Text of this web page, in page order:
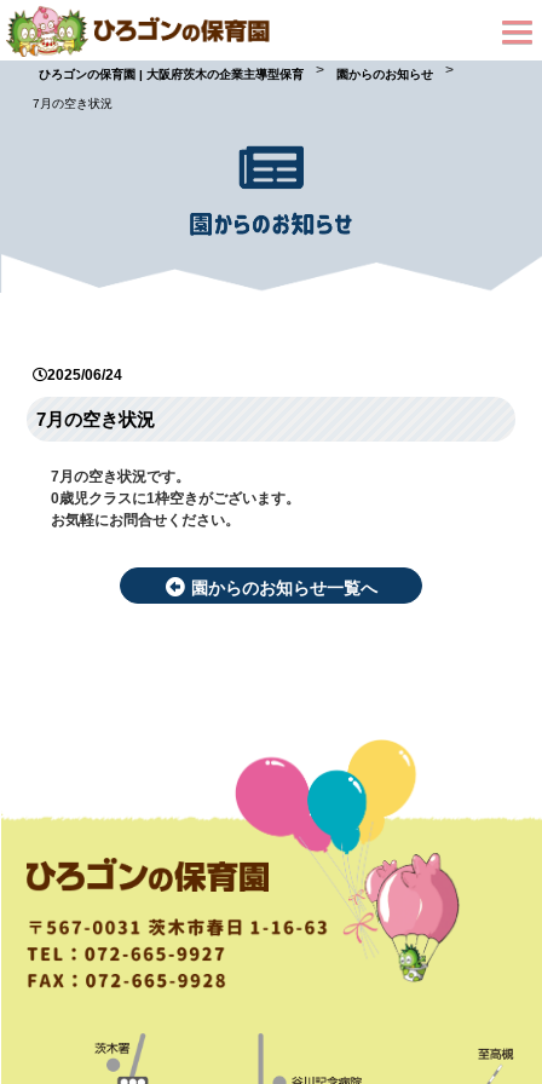
ひろゴンの保育園 | 大阪府茨木の企業主導型保育 > 園からのお知らせ >
7月の空き状況
2025/06/24
7月の空き状況
7月の空き状況です。
0歳児クラスに1枠空きがございます。
お気軽にお問合せください。
園からのお知らせ一覧へ